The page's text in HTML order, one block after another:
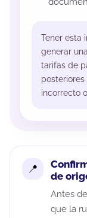
Tener esta
generar
tarifas de
incorrecto
de
Antes
que la